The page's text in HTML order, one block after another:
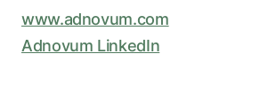
www.adnovum.com
Adnovum LinkedIn